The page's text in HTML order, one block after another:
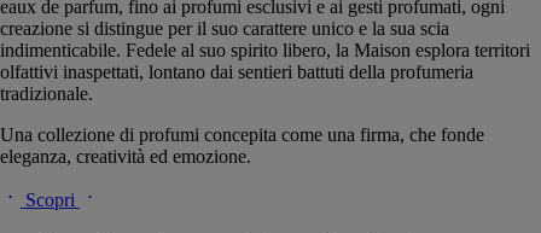
eaux de parfum, fino ai profumi esclusivi e ai gesti profumati, ogni
creazione si distingue per il suo carattere unico e la sua scia
indimenticabile. Fedele al suo spirito libero, la Maison esplora territori
olfattivi inaspettati, lontano dai sentieri battuti della profumeria
tradizionale.
Una collezione di profumi concepita come una firma, che fonde
eleganza, creatività ed emozione.
Scopri